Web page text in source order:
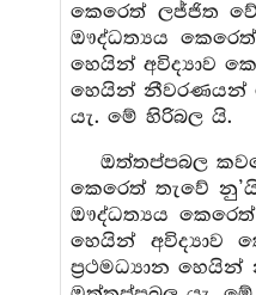
කෙරෙත් ලජ්ජිත
ඖද්ධත්‍යය කෙරෙත්
හෙයින් අවිද්‍යාව
හෙයින් නීවරණයන්
යැ. මේ හිරිබල යි.
ඔත්තප්පබල
කෙරෙත් තැවේ
ඖද්ධත්‍යය කෙරෙත්
හෙයින් අවිද්‍යාව
ප්‍රථමධ්‍යාන